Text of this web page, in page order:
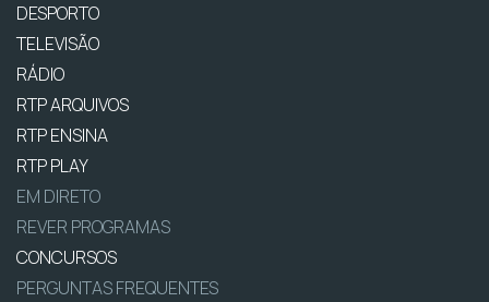
DESPORTO
TELEVISÃO
RÁDIO
RTP ARQUIVOS
RTP ENSINA
RTP PLAY
EM DIRETO
REVER PROGRAMAS
CONCURSOS
PERGUNTAS FREQUENTES